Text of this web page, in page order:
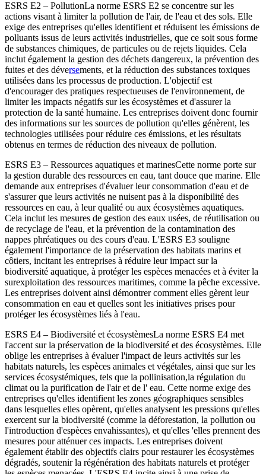
ESRS E2 – PollutionLa norme ESRS E2 se concentre sur les
actions visant à limiter la pollution de l'air, de l'eau et des sols. Elle
exige des entreprises qu'elles identifient et réduisent les émissions de
polluants issus de leurs activités industrielles, que ce soit sous forme
de substances chimiques, de particules ou de rejets liquides. Cela
inclut également la gestion des déchets dangereux, la prévention des
fuites et des déversements, et la réduction des substances toxiques
utilisées dans les processus de production. L'objectif est
d'encourager des pratiques respectueuses de l'environnement, de
limiter les impacts négatifs sur les écosystèmes et d'assurer la
protection de la santé humaine. Les entreprises doivent donc fournir
des informations sur les sources de pollution qu'elles génèrent, les
technologies utilisées pour réduire ces émissions, et les résultats
obtenus en termes de réduction des niveaux de pollution.
ESRS E3 – Ressources aquatiques et marinesCette norme porte sur
la gestion durable des ressources en eau, tant douce que marine. Elle
demande aux entreprises d'évaluer leur consommation d'eau et de
s'assurer que leurs activités ne nuisent pas à la disponibilité des
ressources en eau, à leur qualité ou aux écosystèmes aquatiques.
Cela inclut les mesures de gestion des eaux usées, de réutilisation ou
de recyclage de l'eau, et la prévention de la contamination des
nappes phréatiques ou des cours d'eau. L'ESRS E3 souligne
également l'importance de la préservation des habitats marins et
côtiers, incitant les entreprises à réduire leur impact sur la
biodiversité aquatique, à protéger les espèces menacées et à éviter la
surexploitation des ressources maritimes, comme la pêche excessive.
Les entreprises doivent ainsi démontrer comment elles gèrent leur
consommation en eau et quelles sont les initiatives prises pour
protéger les écosystèmes liés à l'eau.
ESRS E4 – Biodiversité et écosystèmesLa norme ESRS E4 met
l'accent sur la préservation de la biodiversité et des écosystèmes. Elle
oblige les entreprises à évaluer l'impact de leurs activités sur les
habitats naturels, les espèces animales et végétales, ainsi que sur les
services écosystémiques, tels que la pollinisation,la régulation du
climat ou la purification de l'air et de l' eau. Cette norme exige des
entreprises qu'elles identifient les zones géographiques sensibles
dans lesquelles elles opèrent, qu'elles analysent les pressions qu'elles
exercent sur la biodiversité (comme la déforestation, la pollution ou
l'introduction d'espèces envahissantes), et qu'elles 'elles prennent des
mesures pour atténuer ces impacts. Les entreprises doivent
également établir des objectifs clairs pour restaurer les écosystèmes
dégradés, soutenir la régénération des habitats naturels et protéger